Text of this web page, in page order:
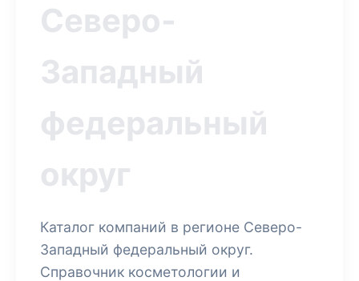
Северо-
Западный
федеральный
округ
Каталог компаний в регионе Северо-
Западный федеральный округ.
Справочник косметологии и